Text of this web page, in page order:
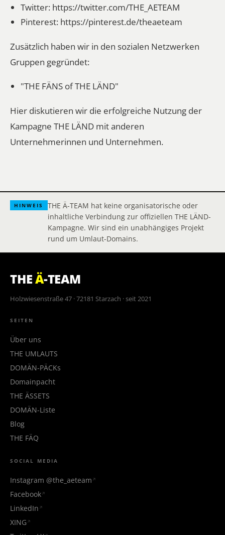
Twitter: https://twitter.com/THE_AETEAM
Pinterest: https://pinterest.de/theaeteam
Zusätzlich haben wir in den sozialen Netzwerken
Gruppen gegründet:
"THE FÄNS of THE LÄND"
Hier diskutieren wir die erfolgreiche Nutzung der
Kampagne THE LÄND mit anderen
Unternehmerinnen und Unternehmen.
HINWEIS
THE Ä-TEAM hat keine organisatorische oder
inhaltliche Verbindung zur offiziellen THE LÄND-
Kampagne. Wir sind ein unabhängiges Projekt
rund um Umlaut-Domains.
THEÄ-TEAM
Holzwiesenstraße 47 · 72181 Starzach · seit 2021
SEITEN
Über uns
THE UMLAUTS
DOMÄN-PÄCKs
Domainpacht
THE ÄSSETS
DOMÄN-Liste
Blog
THE FÄQ
SOCIAL MEDIA
Instagram @the_aeteam
Facebook
LinkedIn
XING